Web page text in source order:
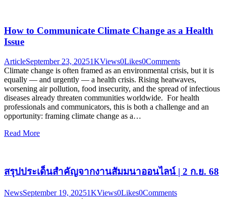
How to Communicate Climate Change as a Health
Issue
ArticleSeptember 23, 20251KViews0Likes0Comments
Climate change is often framed as an environmental crisis, but it is
equally — and urgently — a health crisis. Rising heatwaves,
worsening air pollution, food insecurity, and the spread of infectious
diseases already threaten communities worldwide. For health
professionals and communicators, this is both a challenge and an
opportunity: framing climate change as a…
Read More
สรุปประเด็นสำคัญจากงานสัมมนาออนไลน์ | 2 ก.ย. 68
NewsSeptember 19, 20251KViews0Likes0Comments